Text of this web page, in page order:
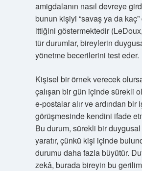
amigdalanın nasıl devreye
bunun kişiyi “savaş ya da
ittiğini göstermektedir
tür durumlar, bireylerin
yönetme becerilerini test eder.
Kişisel bir örnek verecek
çalışan bir gün içinde sürekli
e-postalar alır ve ardından bir
görüşmesinde kendini ifade
Bu durum, sürekli bir
yaratır, çünkü kişi içinde
durumu daha fazla büyütür.
zekâ, burada bireyin bu